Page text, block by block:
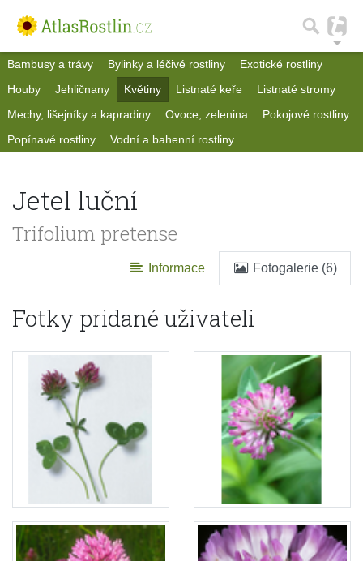
Bambusy a trávy Bylinky a léčivé rostliny
Exotické rostliny
Houby
Jehličnany Květiny Listnaté keře
Listnaté stromy
Mechy, lišejníky a kapradiny
Ovoce, zelenina
Pokojové rostliny
Popínavé rostliny
Vodní a bahenní rostliny
Jetel luční
Trifolium pretense
Informace Fotogalerie (6)
Fotky pridané uživateli